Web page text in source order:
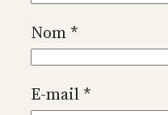
Nom *
E-mail *